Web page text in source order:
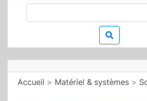
Accueil > Matériel & systèmes >